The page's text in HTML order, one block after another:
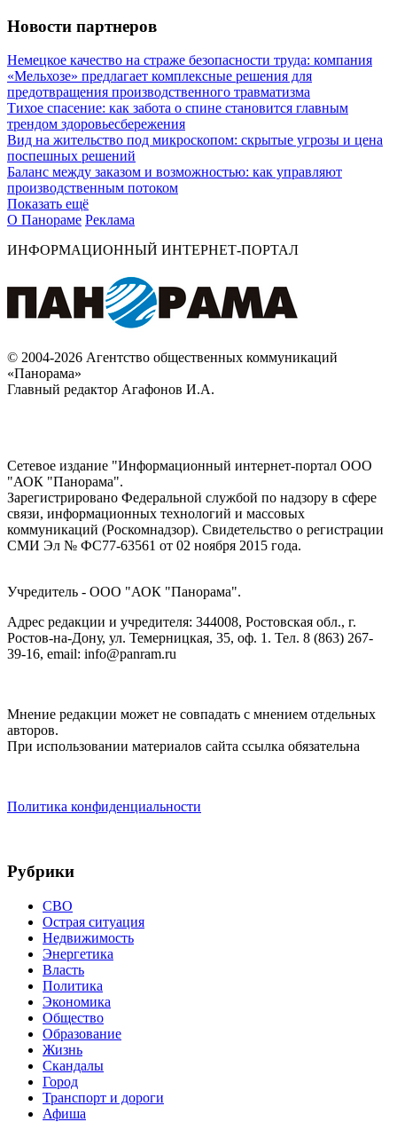
Новости партнеров
Немецкое качество на страже безопасности труда: компания
«Мельхозе» предлагает комплексные решения для
предотвращения производственного травматизма
Тихое спасение: как забота о спине становится главным
трендом здоровьесбережения
Вид на жительство под микроскопом: скрытые угрозы и цена
поспешных решений
Баланс между заказом и возможностью: как управляют
производственным потоком
Показать ещё
О Панораме Реклама
ИНФОРМАЦИОННЫЙ ИНТЕРНЕТ-ПОРТАЛ
© 2004-2026 Агентство общественных коммуникаций
«Панорама»
Главный редактор Агафонов И.А.
Сетевое издание "Информационный интернет-портал ООО
"АОК "Панорама".
Зарегистрировано Федеральной службой по надзору в сфере
связи, информационных технологий и массовых
коммуникаций (Роскомнадзор). Cвидетельство о регистрации
СМИ Эл № ФС77-63561 от 02 ноября 2015 года.
Учредитель - ООО "АОК "Панорама".
Адрес редакции и учредителя: 344008, Ростовская обл., г.
Ростов-на-Дону, ул. Темерницкая, 35, оф. 1. Тел. 8 (863) 267-
39-16, email: info@panram.ru
Мнение редакции может не совпадать с мнением отдельных
авторов.
При использовании материалов сайта ссылка обязательна
Политика конфиденциальности
Рубрики
СВО
Острая ситуация
Недвижимость
Энергетика
Власть
Политика
Экономика
Общество
Образование
Жизнь
Скандалы
Город
Транспорт и дороги
Афиша